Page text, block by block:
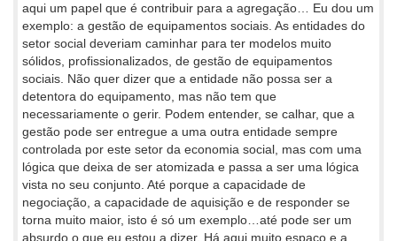
aqui um papel que é contribuir para a agregação… Eu dou um
exemplo: a gestão de equipamentos sociais. As entidades do
setor social deveriam caminhar para ter modelos muito
sólidos, profissionalizados, de gestão de equipamentos
sociais. Não quer dizer que a entidade não possa ser a
detentora do equipamento, mas não tem que
necessariamente o gerir. Podem entender, se calhar, que a
gestão pode ser entregue a uma outra entidade sempre
controlada por este setor da economia social, mas com uma
lógica que deixa de ser atomizada e passa a ser uma lógica
vista no seu conjunto. Até porque a capacidade de
negociação, a capacidade de aquisição e de responder se
torna muito maior, isto é só um exemplo…até pode ser um
absurdo o que eu estou a dizer. Há aqui muito espaço e a